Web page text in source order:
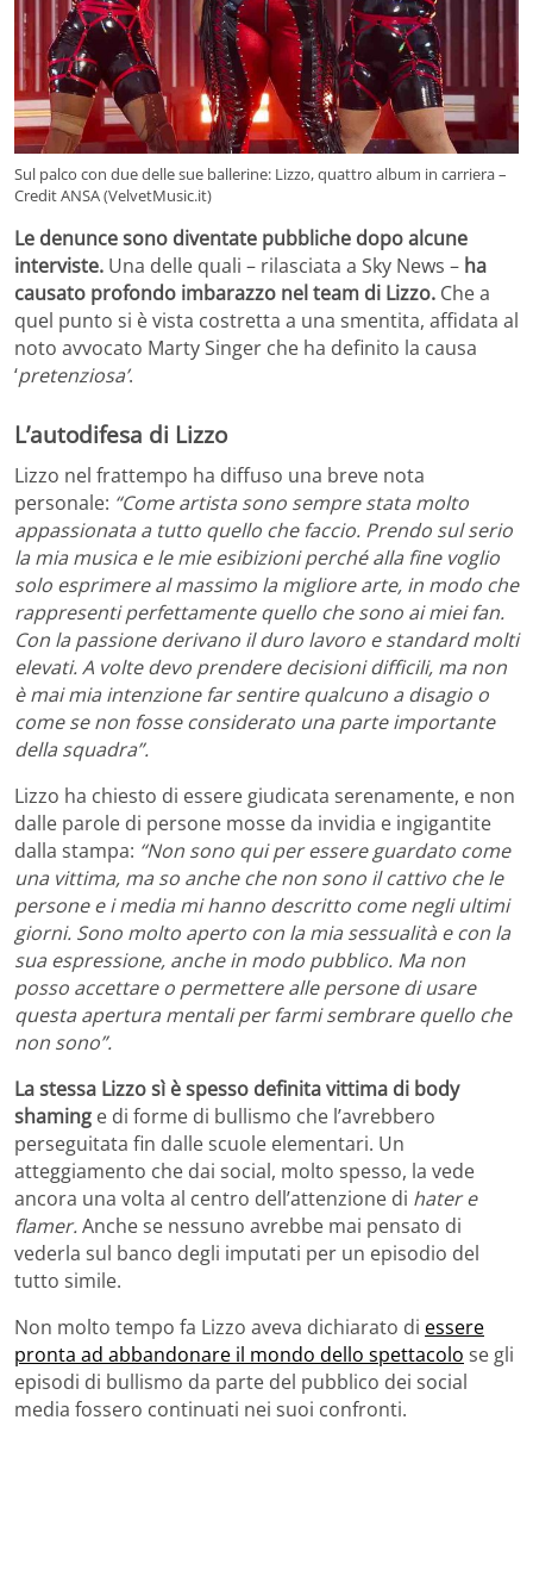
Sul palco con due delle sue ballerine: Lizzo, quattro album in carriera –
Credit ANSA (VelvetMusic.it)
Le denunce sono diventate pubbliche dopo alcune
interviste. Una delle quali – rilasciata a Sky News – ha
causato profondo imbarazzo nel team di Lizzo. Che a
quel punto si è vista costretta a una smentita, affidata al
noto avvocato Marty Singer che ha definito la causa
‘pretenziosa’.
L’autodifesa di Lizzo
Lizzo nel frattempo ha diffuso una breve nota
personale: “Come artista sono sempre stata molto
appassionata a tutto quello che faccio. Prendo sul serio
la mia musica e le mie esibizioni perché alla fine voglio
solo esprimere al massimo la migliore arte, in modo che
rappresenti perfettamente quello che sono ai miei fan.
Con la passione derivano il duro lavoro e standard molti
elevati. A volte devo prendere decisioni difficili, ma non
è mai mia intenzione far sentire qualcuno a disagio o
come se non fosse considerato una parte importante
della squadra”.
Lizzo ha chiesto di essere giudicata serenamente, e non
dalle parole di persone mosse da invidia e ingigantite
dalla stampa: “Non sono qui per essere guardato come
una vittima, ma so anche che non sono il cattivo che le
persone e i media mi hanno descritto come negli ultimi
giorni. Sono molto aperto con la mia sessualità e con la
sua espressione, anche in modo pubblico. Ma non
posso accettare o permettere alle persone di usare
questa apertura mentali per farmi sembrare quello che
non sono”.
La stessa Lizzo sì è spesso definita vittima di body
shaming e di forme di bullismo che l’avrebbero
perseguitata fin dalle scuole elementari. Un
atteggiamento che dai social, molto spesso, la vede
ancora una volta al centro dell’attenzione di hater e
flamer.Anche se nessuno avrebbe mai pensato di
vederla sul banco degli imputati per un episodio del
tutto simile.
Non molto tempo fa Lizzo aveva dichiarato di essere
pronta ad abbandonare il mondo dello spettacolo se gli
episodi di bullismo da parte del pubblico dei social
media fossero continuati nei suoi confronti.